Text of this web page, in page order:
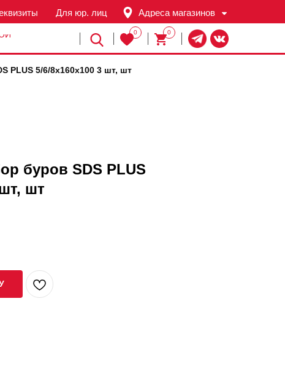
Для юр. лиц Адреса магазинов
0
0
PLUS 5/6/8х160х100 3 шт, шт
буров SDS PLUS
шт